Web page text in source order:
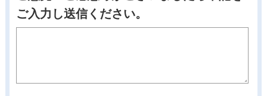
ご入力し送信ください。